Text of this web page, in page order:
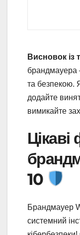
Висновок із
брандмауера
та безпекою.
додайте
вимикайте
10
Брандмауер
системний